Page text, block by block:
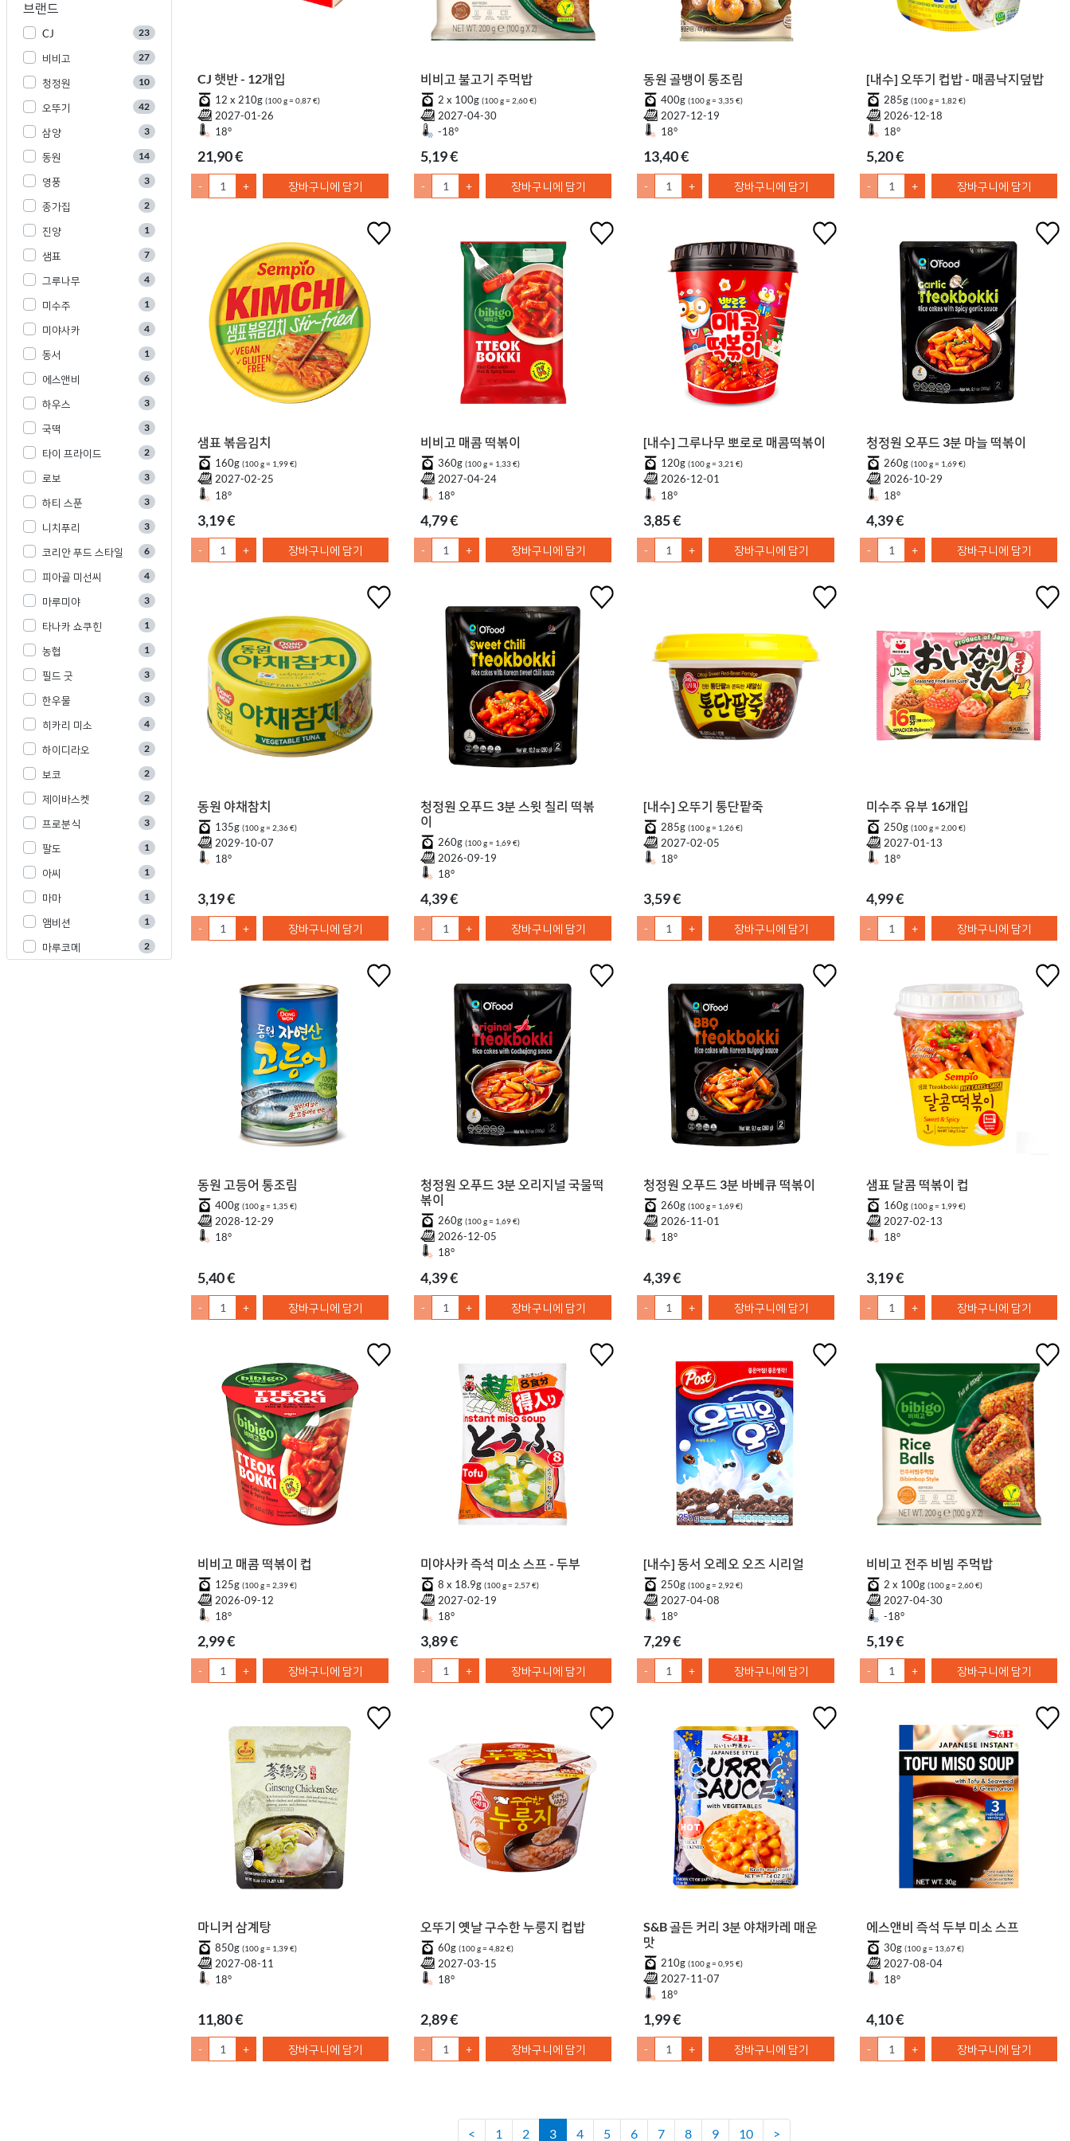
브랜드
CJ 23
비비고 27
청정원 10
오뚜기 42
삼양 3
동원 14
영풍 3
종가집 2
진양 1
샘표 7
그루나무 4
미수주 1
미야사카 4
동서 1
에스앤비 6
하우스 3
국떡 3
타이 프라이드 2
로보 3
하티 스푼 3
니치푸리 3
코리안 푸드 스타일 6
피아골 미선씨 4
마루미야 3
타나카 쇼쿠힌 1
농협 1
필드 굿 3
한우물 3
히카리 미소 4
하이디라오 2
보코 2
제이바스켓 2
프로분식 3
팔도 1
아씨 1
마마 1
앰비션 1
마루코메 2
CJ 햇반 - 12개입
12 x 210g (100 g = 0,87 €)
2027-01-26
18°
21,90 €
- + 장바구니에 담기
비비고 불고기 주먹밥
2 x 100g (100 g = 2,60 €)
2027-04-30
-18°
5,19 €
- + 장바구니에 담기
동원 골뱅이 통조림
400g (100 g = 3,35 €)
2027-12-19
18°
13,40 €
- + 장바구니에 담기
[내수] 오뚜기 컵밥 - 매콤낙지덮밥
285g (100 g = 1,82 €)
2026-12-18
18°
5,20 €
- + 장바구니에 담기
샘표 볶음김치
160g (100 g = 1,99 €)
2027-02-25
18°
3,19 €
- + 장바구니에 담기
비비고 매콤 떡볶이
360g (100 g = 1,33 €)
2027-04-24
18°
4,79 €
- + 장바구니에 담기
[내수] 그루나무 뽀로로 매콤떡볶이
120g (100 g = 3,21 €)
2026-12-01
18°
3,85 €
- + 장바구니에 담기
청정원 오푸드 3분 마늘 떡볶이
260g (100 g = 1,69 €)
2026-10-29
18°
4,39 €
- + 장바구니에 담기
동원 야채참치
135g (100 g = 2,36 €)
2029-10-07
18°
3,19 €
- + 장바구니에 담기
청정원 오푸드 3분 스윗 칠리 떡볶
이
260g (100 g = 1,69 €)
2026-09-19
18°
4,39 €
- + 장바구니에 담기
[내수] 오뚜기 통단팥죽
285g (100 g = 1,26 €)
2027-02-05
18°
3,59 €
- + 장바구니에 담기
미수주 유부 16개입
250g (100 g = 2,00 €)
2027-01-13
18°
4,99 €
- + 장바구니에 담기
동원 고등어 통조림
400g (100 g = 1,35 €)
2028-12-29
18°
5,40 €
- + 장바구니에 담기
청정원 오푸드 3분 오리지널 국물떡
볶이
260g (100 g = 1,69 €)
2026-12-05
18°
4,39 €
- + 장바구니에 담기
청정원 오푸드 3분 바베큐 떡볶이
260g (100 g = 1,69 €)
2026-11-01
18°
4,39 €
- + 장바구니에 담기
샘표 달콤 떡볶이 컵
160g (100 g = 1,99 €)
2027-02-13
18°
3,19 €
- + 장바구니에 담기
비비고 매콤 떡볶이 컵
125g (100 g = 2,39 €)
2026-09-12
18°
2,99 €
- + 장바구니에 담기
미야사카 즉석 미소 스프 - 두부
8 x 18.9g (100 g = 2,57 €)
2027-02-19
18°
3,89 €
- + 장바구니에 담기
[내수] 동서 오레오 오즈 시리얼
250g (100 g = 2,92 €)
2027-04-08
18°
7,29 €
- + 장바구니에 담기
비비고 전주 비빔 주먹밥
2 x 100g (100 g = 2,60 €)
2027-04-30
-18°
5,19 €
- + 장바구니에 담기
마니커 삼계탕
850g (100 g = 1,39 €)
2027-08-11
18°
11,80 €
- + 장바구니에 담기
오뚜기 옛날 구수한 누룽지 컵밥
60g (100 g = 4,82 €)
2027-03-15
18°
2,89 €
- + 장바구니에 담기
S&B 골든 커리 3분 야채카레 매운
맛
210g (100 g = 0,95 €)
2027-11-07
18°
1,99 €
- + 장바구니에 담기
에스앤비 즉석 두부 미소 스프
30g (100 g = 13,67 €)
2027-08-04
18°
4,10 €
- + 장바구니에 담기
< 1 2 3 4 5 6 7 8 9 10 >